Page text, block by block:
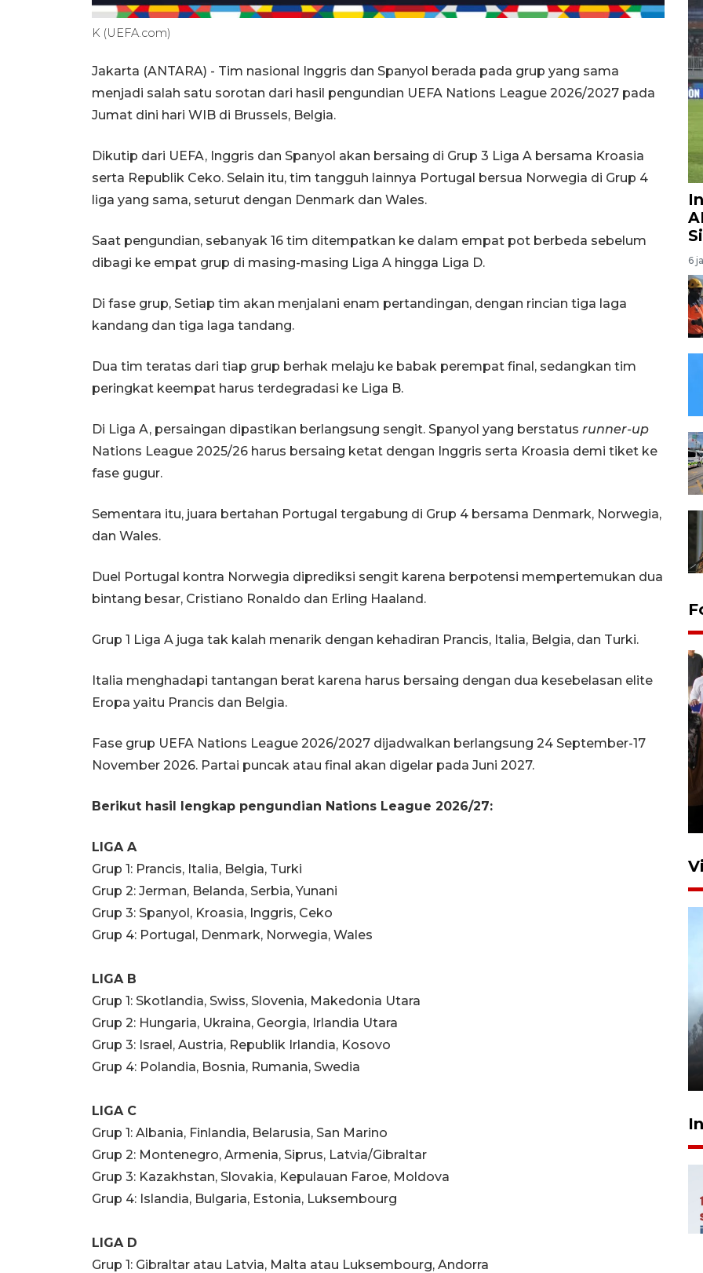
K (UEFA.com)
Jakarta (ANTARA) - Tim nasional Inggris dan Spanyol berada pada grup yang sama
menjadi salah satu sorotan dari hasil pengundian UEFA Nations League 2026/2027 pada
Jumat dini hari WIB di Brussels, Belgia.
Dikutip dari UEFA, Inggris dan Spanyol akan bersaing di Grup 3 Liga A bersama Kroasia
serta Republik Ceko. Selain itu, tim tangguh lainnya Portugal bersua Norwegia di Grup 4
liga yang sama, seturut dengan Denmark dan Wales.
Saat pengundian, sebanyak 16 tim ditempatkan ke dalam empat pot berbeda sebelum
dibagi ke empat grup di masing-masing Liga A hingga Liga D.
Di fase grup, Setiap tim akan menjalani enam pertandingan, dengan rincian tiga laga
kandang dan tiga laga tandang.
Dua tim teratas dari tiap grup berhak melaju ke babak perempat final, sedangkan tim
peringkat keempat harus terdegradasi ke Liga B.
Di Liga A, persaingan dipastikan berlangsung sengit. Spanyol yang berstatus runner-up
Nations League 2025/26 harus bersaing ketat dengan Inggris serta Kroasia demi tiket ke
fase gugur.
Sementara itu, juara bertahan Portugal tergabung di Grup 4 bersama Denmark, Norwegia,
dan Wales.
Duel Portugal kontra Norwegia diprediksi sengit karena berpotensi mempertemukan dua
bintang besar, Cristiano Ronaldo dan Erling Haaland.
Grup 1 Liga A juga tak kalah menarik dengan kehadiran Prancis, Italia, Belgia, dan Turki.
Italia menghadapi tantangan berat karena harus bersaing dengan dua kesebelasan elite
Eropa yaitu Prancis dan Belgia.
Fase grup UEFA Nations League 2026/2027 dijadwalkan berlangsung 24 September-17
November 2026. Partai puncak atau final akan digelar pada Juni 2027.
Berikut hasil lengkap pengundian Nations League 2026/27:
LIGA A
Grup 1: Prancis, Italia, Belgia, Turki
Grup 2: Jerman, Belanda, Serbia, Yunani
Grup 3: Spanyol, Kroasia, Inggris, Ceko
Grup 4: Portugal, Denmark, Norwegia, Wales
LIGA B
Grup 1: Skotlandia, Swiss, Slovenia, Makedonia Utara
Grup 2: Hungaria, Ukraina, Georgia, Irlandia Utara
Grup 3: Israel, Austria, Republik Irlandia, Kosovo
Grup 4: Polandia, Bosnia, Rumania, Swedia
LIGA C
Grup 1: Albania, Finlandia, Belarusia, San Marino
Grup 2: Montenegro, Armenia, Siprus, Latvia/Gibraltar
Grup 3: Kazakhstan, Slovakia, Kepulauan Faroe, Moldova
Grup 4: Islandia, Bulgaria, Estonia, Luksembourg
LIGA D
Grup 1: Gibraltar atau Latvia, Malta atau Luksembourg, Andorra
6
Persebaya juara Piala
15 jam lalu